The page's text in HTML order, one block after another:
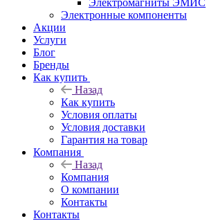
Электронные компоненты
Акции
Услуги
Блог
Бренды
Как купить
Назад
Как купить
Условия оплаты
Условия доставки
Гарантия на товар
Компания
Назад
Компания
О компании
Контакты
Контакты